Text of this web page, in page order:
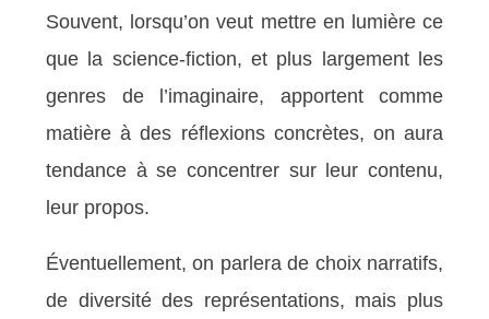
Souvent, lorsqu’on veut mettre en lumière ce
que la science-fiction, et plus largement les
genres de l’imaginaire, apportent comme
matière à des réflexions concrètes, on aura
tendance à se concentrer sur leur contenu,
leur propos.
Éventuellement, on parlera de choix narratifs,
de diversité des représentations, mais plus